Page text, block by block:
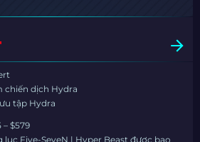
chiến dịch Hydra
tập Hydra
– $579
lục Five-SeveN | Hyper Beast được bao